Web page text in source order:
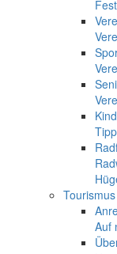
Tourismus
Auf